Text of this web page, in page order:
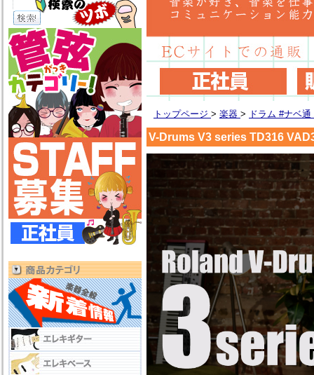
トップページ > 楽器 > ドラム #ナベ
V-Drums V3 series TD316